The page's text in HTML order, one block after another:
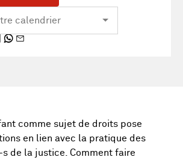
comme sujet de droits pose
en lien avec la pratique des
de la justice. Comment faire